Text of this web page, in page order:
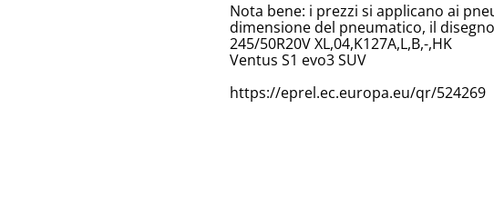
Nota bene: i prezzi si applicano ai
dimensione del pneumatico, il
245/50R20V XL,04,K127A,L,B,-,HK
Ventus S1 evo3 SUV
https://eprel.ec.europa.eu/qr/524269